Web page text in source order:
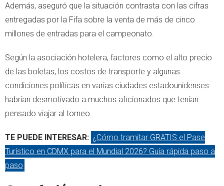
Además, aseguró que la situación contrasta con las cifras
entregadas por la Fifa sobre la venta de más de cinco
millones de entradas para el campeonato.
Según la asociación hotelera, factores como el alto precio
de las boletas, los costos de transporte y algunas
condiciones políticas en varias ciudades estadounidenses
habrían desmotivado a muchos aficionados que tenían
pensado viajar al torneo.
TE PUEDE INTERESAR: ¿Cómo tramitar GRATIS el Pase
Turístico en CDMX para el Mundial 2026? Guía rápida paso a
paso